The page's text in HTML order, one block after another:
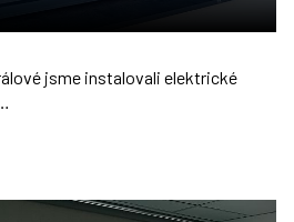
jsme instalovali elektrické